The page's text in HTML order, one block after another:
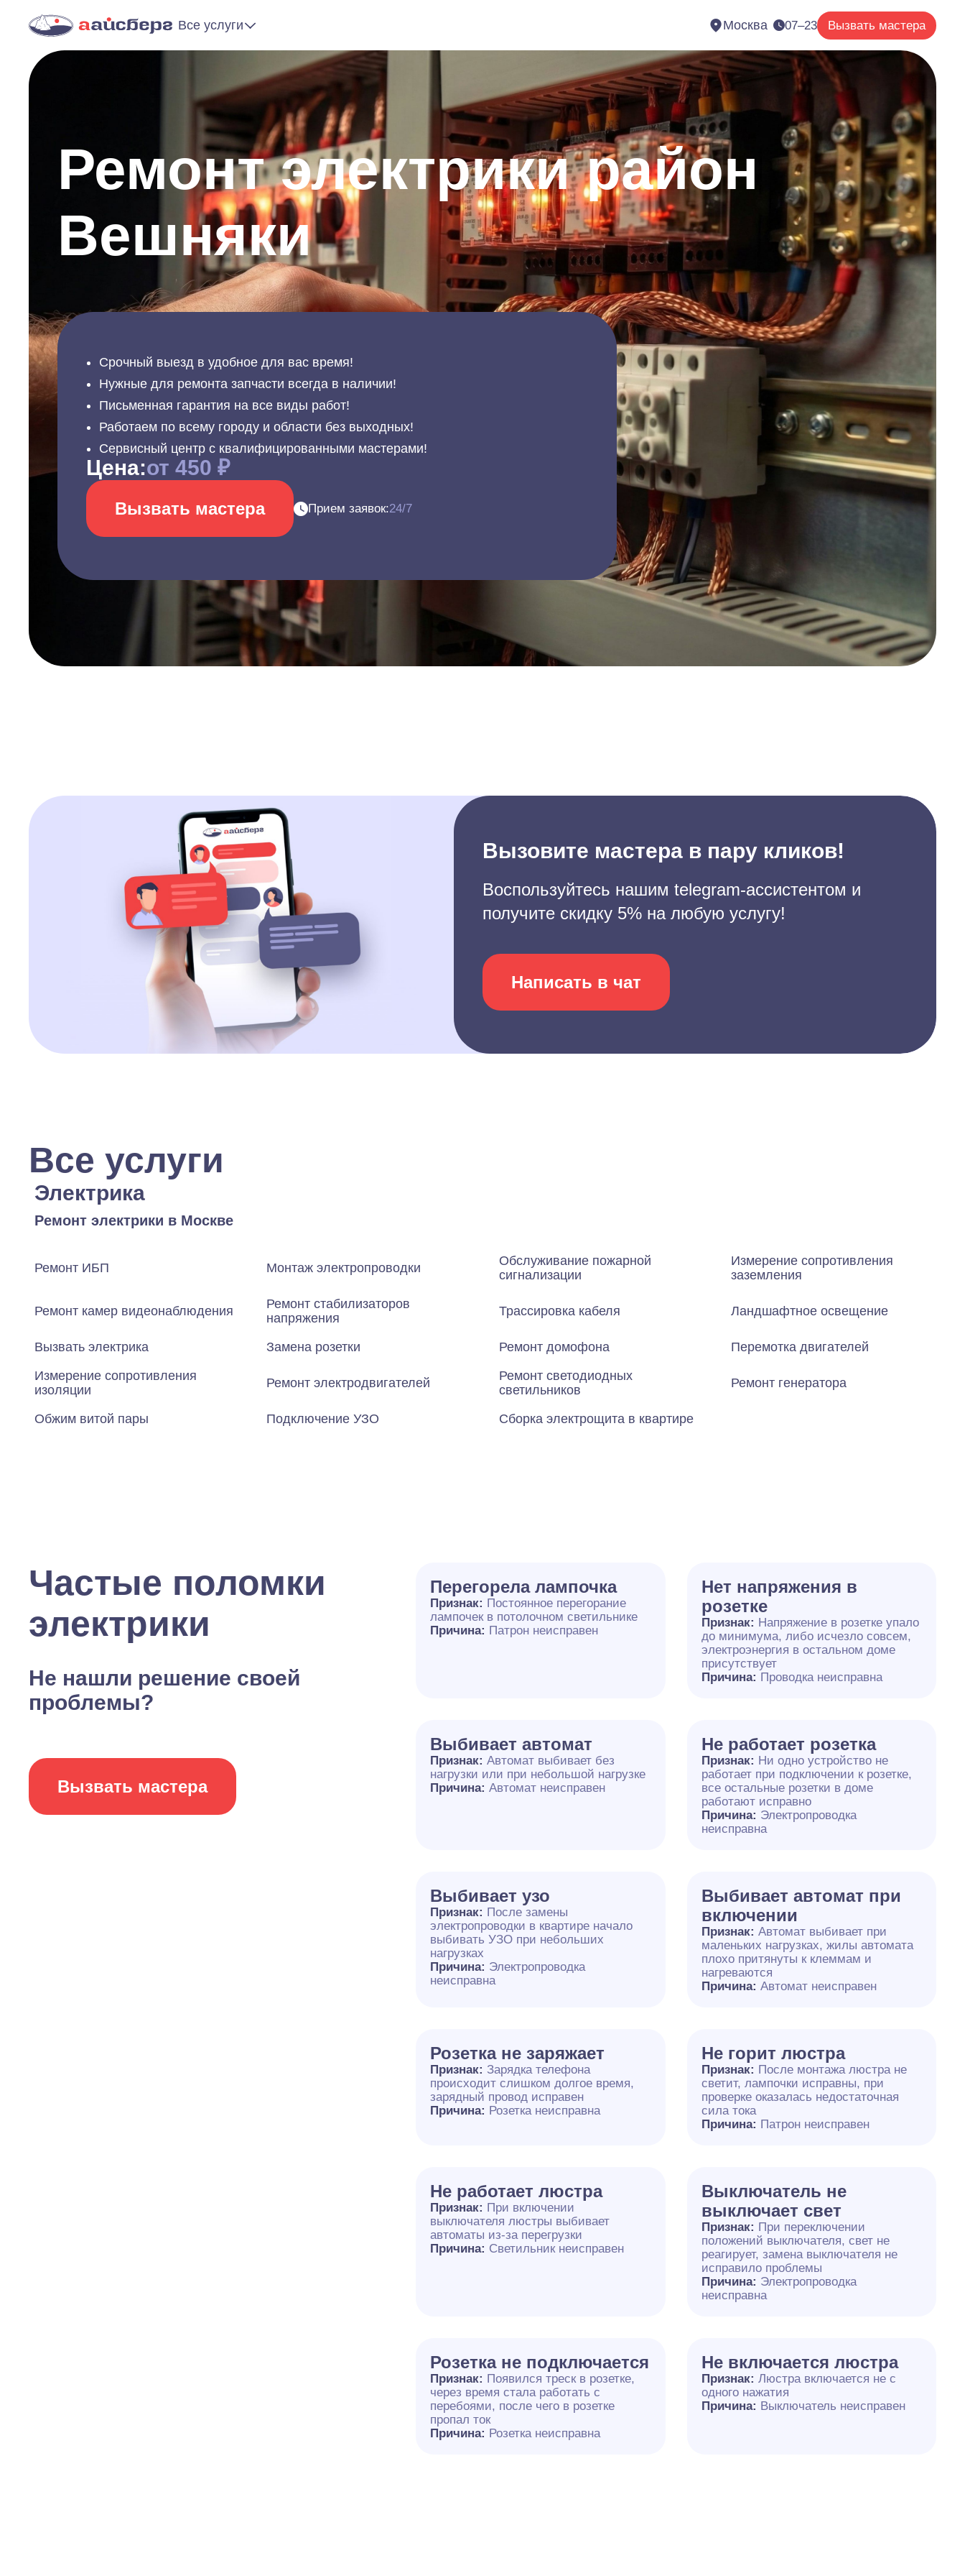
Все услуги Москва 07–23 Вызвать мастера
Ремонт электрики район
Вешняки
Срочный выезд в удобное для вас время!
Нужные для ремонта запчасти всегда в наличии!
Письменная гарантия на все виды работ!
Работаем по всему городу и области без выходных!
Сервисный центр с квалифицированными мастерами!
Цена:от 450 ₽
Вызвать мастера Прием заявок:24/7
Вызовите мастера в пару кликов!
Воспользуйтесь нашим telegram-ассистентом и
получите скидку 5% на любую услугу!
Написать в чат
Все услуги
Электрика
Ремонт электрики в Москве
Ремонт ИБП Монтаж электропроводки
Обслуживание пожарной
сигнализации
Измерение сопротивления
заземления
Ремонт камер видеонаблюдения
Ремонт стабилизаторов
напряжения
Трассировка кабеля Ландшафтное освещение
Вызвать электрика Замена розетки Ремонт домофона
Перемотка двигателей
Измерение сопротивления
изоляции
Ремонт электродвигателей
Ремонт светодиодных
светильников
Ремонт генератора
Обжим витой пары Подключение УЗО Сборка электрощита в квартире
Частые поломки
электрики
Не нашли решение своей
проблемы?
Вызвать мастера
Перегорела лампочка
Признак: Постоянное перегорание
лампочек в потолочном светильнике
Причина: Патрон неисправен
Нет напряжения в
розетке
Признак: Напряжение в розетке упало
до минимума, либо исчезло совсем,
электроэнергия в остальном доме
присутствует
Причина: Проводка неисправна
Выбивает автомат
Признак:Автомат выбивает без
нагрузки или при небольшой нагрузке
Причина:Автомат неисправен
Не работает розетка
Признак: Ни одно устройство не
работает при подключении к розетке,
все остальные розетки в доме
работают исправно
Причина: Электропроводка
неисправна
Выбивает узо
Признак: После замены
электропроводки в квартире начало
выбивать УЗО при небольших
нагрузках
Причина: Электропроводка
неисправна
Выбивает автомат при
включении
Признак: Автомат выбивает при
маленьких нагрузках, жилы автомата
плохо притянуты к клеммам и
нагреваются
Причина: Автомат неисправен
Розетка не заряжает
Признак: Зарядка телефона
происходит слишком долгое время,
зарядный провод исправен
Причина: Розетка неисправна
Не горит люстра
Признак: После монтажа люстра не
светит, лампочки исправны, при
проверке оказалась недостаточная
сила тока
Причина: Патрон неисправен
Не работает люстра
Признак: При включении
выключателя люстры выбивает
автоматы из-за перегрузки
Причина: Светильник неисправен
Выключатель не
выключает свет
Признак: При переключении
положений выключателя, свет не
реагирует, замена выключателя не
исправило проблемы
Причина: Электропроводка
неисправна
Розетка не подключается
Признак: Появился треск в розетке,
через время стала работать с
перебоями, после чего в розетке
пропал ток
Причина: Розетка неисправна
Не включается люстра
Признак: Люстра включается не с
одного нажатия
Причина: Выключатель неисправен